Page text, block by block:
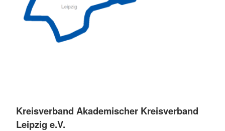
Kreisverband Akademischer Kreisverband
Leipzig e.V.